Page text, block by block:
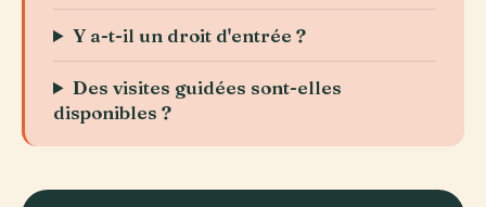
Y a-t-il un droit d'entrée ?
Des visites guidées sont-elles
disponibles ?